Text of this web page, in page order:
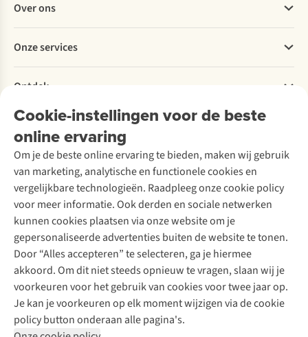
Cookie-instellingen voor de beste
online ervaring
Om je de beste online ervaring te bieden, maken wij gebruik
van marketing, analytische en functionele cookies en
vergelijkbare technologieën. Raadpleeg onze cookie policy
voor meer informatie. Ook derden en sociale netwerken
kunnen cookies plaatsen via onze website om je
gepersonaliseerde advertenties buiten de website te tonen.
Door “Alles accepteren” te selecteren, ga je hiermee
akkoord. Om dit niet steeds opnieuw te vragen, slaan wij je
voorkeuren voor het gebruik van cookies voor twee jaar op.
Je kan je voorkeuren op elk moment wijzigen via de cookie
policy button onderaan alle pagina's.
Bestellen
Betalen
Levering
Retourneren
Bestelling herroepen
Garantie
Contact
Over ons
Explore More
Verantwoord ondernemen
Over Ayacucho
Onze winkels
Over A.S.Adventure
Toegankelijkheidsverklaring
Onze services
Ski-onderhoud
Wasservice
Schoenonderhoud
Schoenherstelling
Kledingherstelling
Retouches
Voor bedrijven
Ontdek
A.S.Magazine
Podcast
Explore Academy
Explore Camp
Gear Check
Inspiratie & advies
Meld je aan voor de nieuwsbrief
Follow us
Disclaimer Privacy Policy
Algemene voorwaarden
Cookie Policy